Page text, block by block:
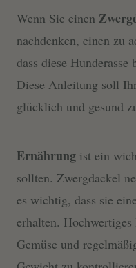
Wenn Sie einen
nachdenken, einen zu
dass diese Hunderasse
Diese Anleitung soll
glücklich und gesund
Ernährung ist ein
sollten. Zwergdackel
es wichtig, dass sie
erhalten.
Gemüse und